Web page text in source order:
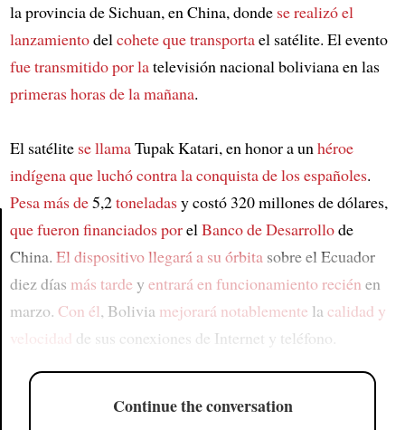
Article
la provincia de Sichuan, en China, donde se realizó el
lanzamientodelcohete que transportael satélite. El evento
fue transmitido por latelevisión nacional boliviana en las
primeras horas de la mañana.
El satélite se llamaTupak Katari, en honor a unhéroe
indígena que luchócontra la conquista de los españoles.
Pesa más de5,2toneladasy costó 320 millones de dólares,
que fueron financiados porelBanco de Desarrollode
China. El dispositivo llegará a su órbitasobre el Ecuador
diez días más tardey entrará en funcionamiento recién en
marzo. Con él, Bolivia mejorará notablemente lacalidad y
velocidad de sus conexiones de Internet y teléfono.
Continue the conversation